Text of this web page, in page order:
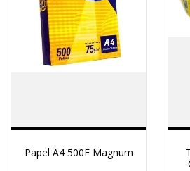
Papel A4 500F Magnum